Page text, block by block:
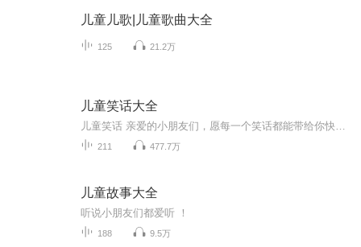
儿童儿歌|儿童歌曲大全
125 21.2万
儿童笑话大全
211 477.7万
儿童故事大全
听说小朋友们都爱听 ！
188 9.5万